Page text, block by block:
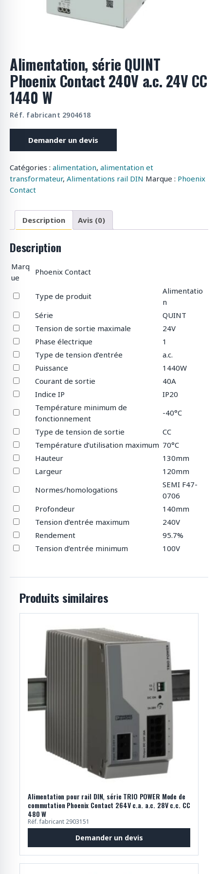
s
Alimentation, série QUINT
Phoenix Contact 240V a.c. 24V CC
1440 W
Réf. fabricant 2904618
Demander un devis
Catégories : alimentation, alimentation et
transformateur, Alimentations rail DIN Marque : Phoenix
Contact
Description Avis (0)
Description
Marq
ue
Phoenix Contact
Type de produit
Alimentatio
n
Série
QUINT
Tension de sortie maximale
24V
Phase électrique
1
Type de tension d’entrée
a.c.
Puissance
1440W
Courant de sortie
40A
Indice IP
IP20
Température minimum de
fonctionnement
-40°C
Type de tension de sortie
CC
Température d’utilisation maximum 70°C
Hauteur
130mm
Largeur
120mm
Normes/homologations
SEMI F47-
0706
Profondeur
140mm
Tension d’entrée maximum
240V
Rendement
95.7%
Tension d’entrée minimum
100V
Produits similaires
Alimentation pour rail DIN, série TRIO POWER Mode de
commutation Phoenix Contact 264V c.a. a.c. 28V c.c. CC
480 W
Réf. fabricant 2903151
Demander un devis